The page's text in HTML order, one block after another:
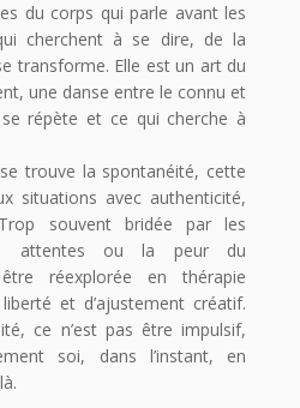
du corps qui parle avant les
cherchent à se dire, de la
transforme. Elle est un art du
une danse entre le connu et
répète et ce qui cherche à
trouve la spontanéité, cette
situations avec authenticité,
souvent bridée par les
attentes ou la peur du
réexplorée en thérapie
et d’ajustement créatif.
ce n’est pas être impulsif,
soi, dans l’instant, en